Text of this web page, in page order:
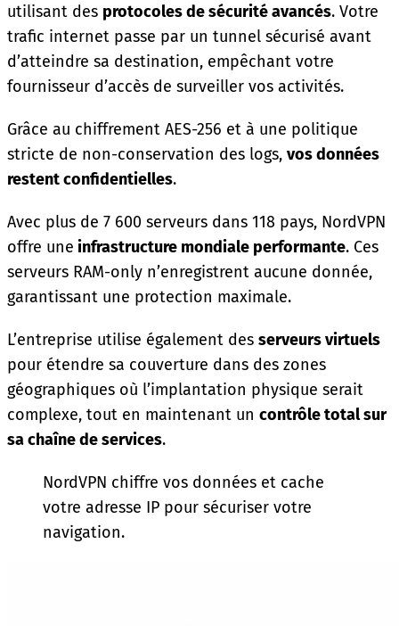
utilisant des protocoles de sécurité avancés. Votre
trafic internet passe par un tunnel sécurisé avant
d’atteindre sa destination, empêchant votre
fournisseur d’accès de surveiller vos activités.
Grâce au chiffrement AES-256 et à une politique
stricte de non-conservation des logs, vos données
restent confidentielles.
Avec plus de 7 600 serveurs dans 118 pays, NordVPN
offre une infrastructure mondiale performante. Ces
serveurs RAM-only n’enregistrent aucune donnée,
garantissant une protection maximale.
L’entreprise utilise également des serveurs virtuels
pour étendre sa couverture dans des zones
géographiques où l’implantation physique serait
complexe, tout en maintenant un contrôle total sur
sa chaîne de services.
NordVPN chiffre vos données et cache
votre adresse IP pour sécuriser votre
navigation.